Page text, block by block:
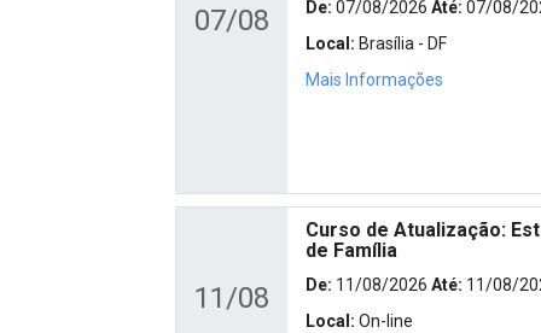
07/08 De: 07/08/2026 Até: 07/08/
Local: Brasília - DF
Mais Informações
11/08
Curso de Atualização:
de Família
De: 11/08/2026 Até: 11/08/
Local: On-line